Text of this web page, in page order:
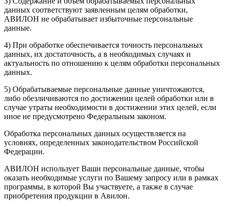
данных соответствуют заявленным целям обработки,
АВИЛОН не обрабатывает избыточные персональные
данные.
4) При обработке обеспечивается точность персональных
данных, их достаточность, а в необходимых случаях и
актуальность по отношению к целям обработки персональных
данных.
5) Обрабатываемые персональные данные уничтожаются,
либо обезличиваются по достижении целей обработки или в
случае утраты необходимости в достижении этих целей, если
иное не предусмотрено Федеральным законом.
Обработка персональных данных осуществляется на
условиях, определенных законодательством Российской
Федерации.
АВИЛОН использует Ваши персональные данные, чтобы
оказать необходимые услуги по Вашему запросу или в рамках
программы, в которой Вы участвуете, а также в случае
приобретения продукции в Авилон.